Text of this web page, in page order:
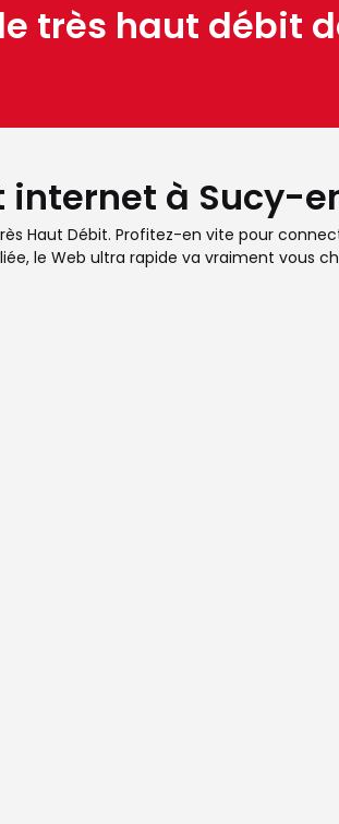
très haut débit
internet à Sucy-
Haut Débit. Profitez-en vite pour
le Web ultra rapide va vraiment vous